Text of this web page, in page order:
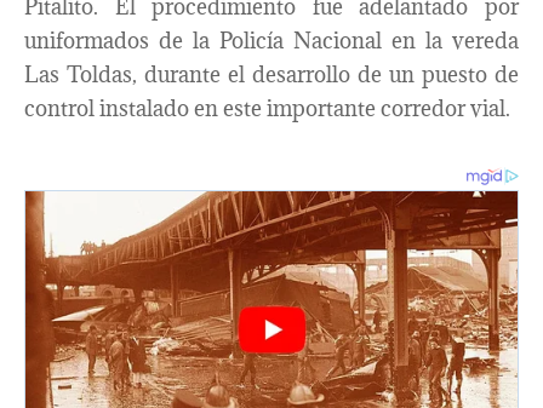
Pitalito. El procedimiento fue adelantado por
uniformados de la Policía Nacional en la vereda
Las Toldas, durante el desarrollo de un puesto de
control instalado en este importante corredor vial.